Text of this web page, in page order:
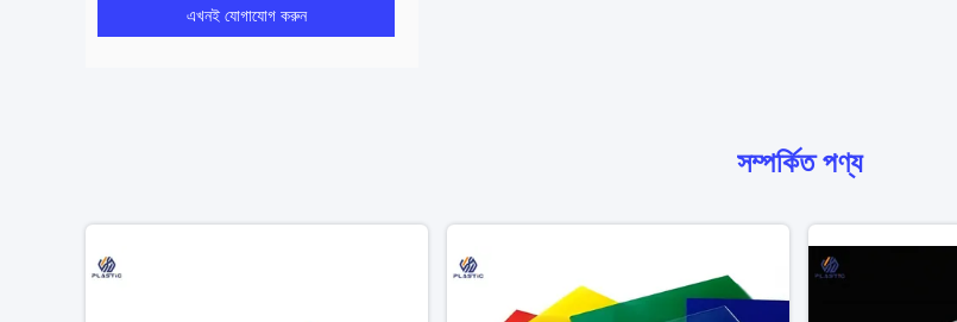
এখনই যোগাযোগ করুন
সম্পর্কিত পণ্য